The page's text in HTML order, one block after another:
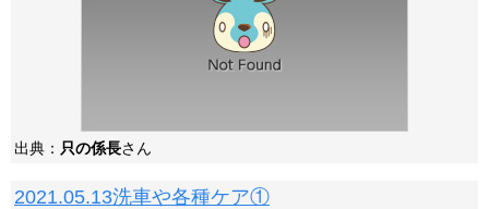
出典： 只の係長さん
2021.05.13洗車や各種ケア①